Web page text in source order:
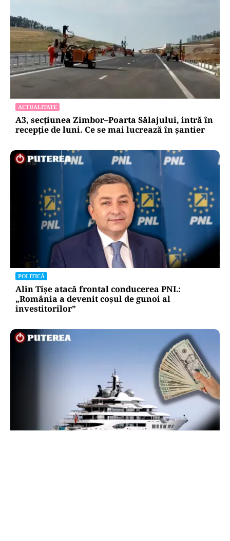
ACTUALITATE
A3, secțiunea Zimbor–Poarta Sălajului, intră în
recepție de luni. Ce se mai lucrează în șantier
POLITICĂ
Alin Tișe atacă frontal conducerea PNL:
„România a devenit coșul de gunoi al
investitorilor”